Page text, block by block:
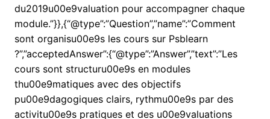
du2019u00e9valuation pour accompagner chaque
module.”}},{“@type”:”Question”,”name”:”Comment
sont organisu00e9s les cours sur Psblearn
?”,”acceptedAnswer”:{“@type”:”Answer”,”text”:”Les
cours sont structuru00e9s en modules
thu00e9matiques avec des objectifs
pu00e9dagogiques clairs, rythmu00e9s par des
activitu00e9s pratiques et des u00e9valuations